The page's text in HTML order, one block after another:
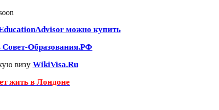
можно купить
Совет-Образования.РФ
визу WikiVisa.Ru
жить в Лондоне